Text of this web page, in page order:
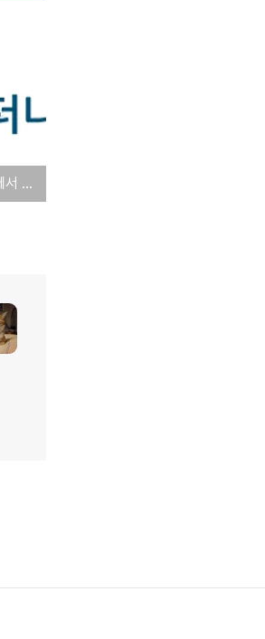
진리의 역사 - 자연신에서 포스트 모던까지